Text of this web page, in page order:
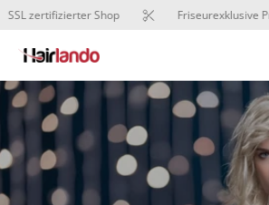
zertifizierter Shop Friseurexklusive